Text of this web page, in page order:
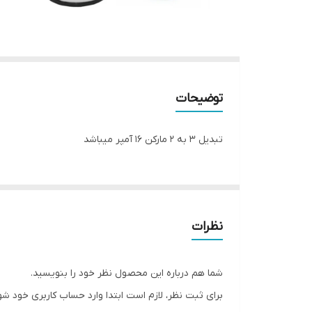
توضیحات
تبدیل 3 به 2 مارکن 16 آمپر میباشد
نظرات
شما هم درباره این محصول نظر خود را بنویسید.
برای ثبت نظر، لازم است ابتدا وارد حساب کاربری خود